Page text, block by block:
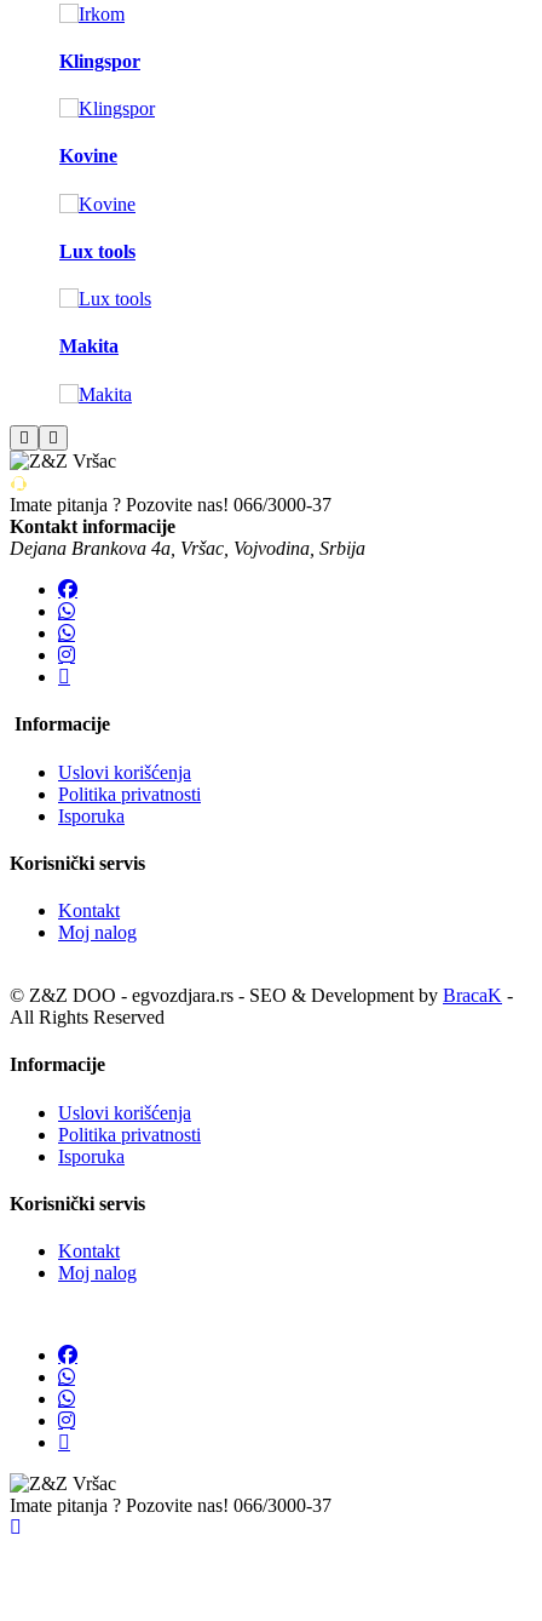
Klingspor
Kovine
Lux tools
Makita
Imate pitanja ? Pozovite nas! 066/3000-37
Kontakt informacije
Dejana Brankova 4a, Vršac, Vojvodina, Srbija
Informacije
Uslovi korišćenja
Politika privatnosti
Isporuka
Korisnički servis
Kontakt
Moj nalog
© Z&Z DOO - egvozdjara.rs - SEO & Development by BracaK -
All Rights Reserved
Informacije
Uslovi korišćenja
Politika privatnosti
Isporuka
Korisnički servis
Kontakt
Moj nalog
Imate pitanja ? Pozovite nas! 066/3000-37